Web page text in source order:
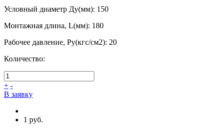
Условный диаметр Ду(мм): 150
Монтажная длина, L(мм): 180
Рабочее давление, Ру(кгс/см2): 20
Количество:
+ -
В заявку
1 руб.